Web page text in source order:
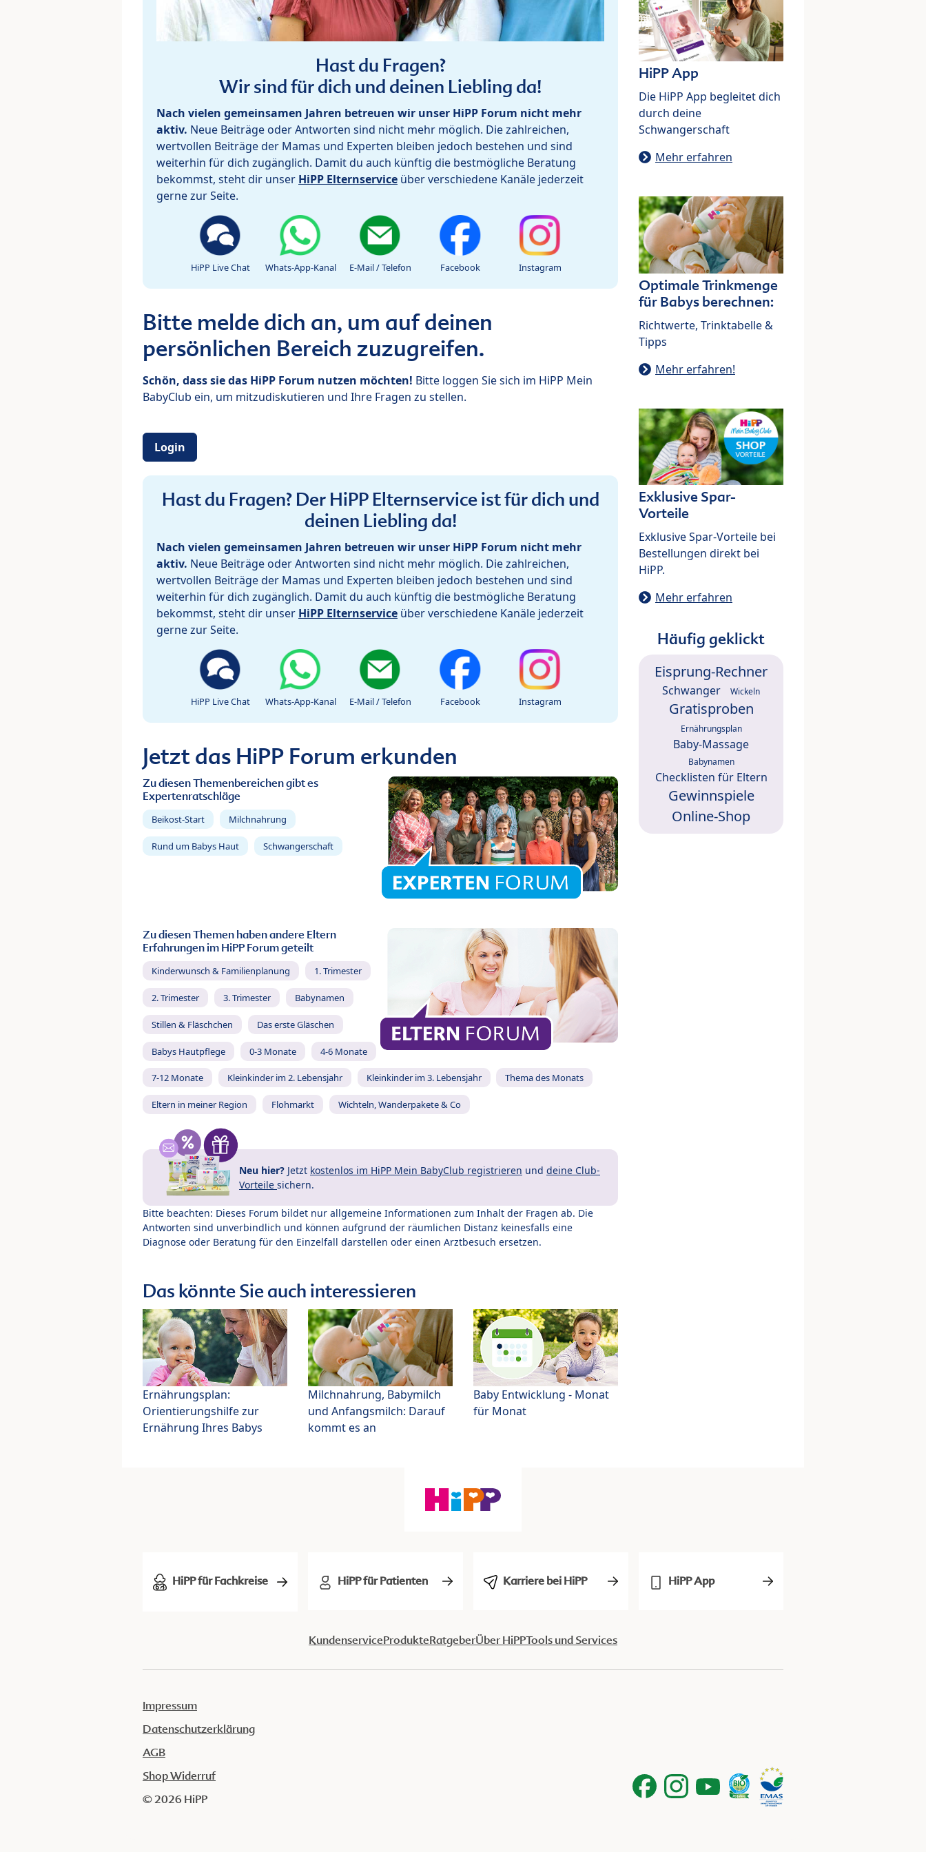
Hast du Fragen?
Wir sind für dich und deinen Liebling da!
Nach vielen gemeinsamen Jahren betreuen wir unser HiPP Forum nicht mehr
aktiv. Neue Beiträge oder Antworten sind nicht mehr möglich. Die zahlreichen,
wertvollen Beiträge der Mamas und Experten bleiben jedoch bestehen und sind
weiterhin für dich zugänglich. Damit du auch künftig die bestmögliche Beratung
bekommst, steht dir unser HiPP Elternservice über verschiedene Kanäle jederzeit
gerne zur Seite.
HiPP Live Chat Whats-App-Kanal E-Mail / Telefon Facebook Instagram
Bitte melde dich an, um auf deinen
persönlichen Bereich zuzugreifen.
Schön, dass sie das HiPP Forum nutzen möchten! Bitte loggen Sie sich im HiPP Mein
BabyClub ein, um mitzudiskutieren und Ihre Fragen zu stellen.
Login
Hast du Fragen? Der HiPP Elternservice ist für dich und
deinen Liebling da!
Nach vielen gemeinsamen Jahren betreuen wir unser HiPP Forum nicht mehr
aktiv. Neue Beiträge oder Antworten sind nicht mehr möglich. Die zahlreichen,
wertvollen Beiträge der Mamas und Experten bleiben jedoch bestehen und sind
weiterhin für dich zugänglich. Damit du auch künftig die bestmögliche Beratung
bekommst, steht dir unser HiPP Elternservice über verschiedene Kanäle jederzeit
gerne zur Seite.
HiPP Live Chat Whats-App-Kanal E-Mail / Telefon Facebook Instagram
Jetzt das HiPP Forum erkunden
Zu diesen Themenbereichen gibt es
Expertenratschläge
Beikost-Start Milchnahrung
Rund um Babys Haut Schwangerschaft
Zu diesen Themen haben andere Eltern
Erfahrungen im HiPP Forum geteilt
Kinderwunsch & Familienplanung 1. Trimester
2. Trimester 3. Trimester Babynamen
Stillen & Fläschchen Das erste Gläschen
Babys Hautpflege 0-3 Monate 4-6 Monate
7-12 Monate Kleinkinder im 2. Lebensjahr Kleinkinder im 3. Lebensjahr Thema des Monats
Eltern in meiner Region Flohmarkt Wichteln, Wanderpakete & Co
Neu hier? Jetzt kostenlos im HiPP Mein BabyClub registrieren und deine Club-
Vorteile sichern.
Bitte beachten: Dieses Forum bildet nur allgemeine Informationen zum Inhalt der Fragen ab. Die
Antworten sind unverbindlich und können aufgrund der räumlichen Distanz keinesfalls eine
Diagnose oder Beratung für den Einzelfall darstellen oder einen Arztbesuch ersetzen.
Das könnte Sie auch interessieren
Ernährungsplan:
Orientierungshilfe zur
Ernährung Ihres Babys
Milchnahrung, Babymilch
und Anfangsmilch: Darauf
kommt es an
Baby Entwicklung - Monat
für Monat
HiPP App
Die HiPP App begleitet dich
durch deine
Schwangerschaft
Mehr erfahren
Optimale Trinkmenge
für Babys berechnen:
Richtwerte, Trinktabelle &
Tipps
Mehr erfahren!
Exklusive Spar-
Vorteile
Exklusive Spar-Vorteile bei
Bestellungen direkt bei
HiPP.
Mehr erfahren
Häufig geklickt
Eisprung-Rechner
Schwanger Wickeln
Gratisproben
Ernährungsplan
Baby-Massage
Babynamen
Checklisten für Eltern
Gewinnspiele
Online-Shop
HiPP für Fachkreise HiPP für Patienten Karriere bei HiPP HiPP App
KundenserviceProdukteRatgeberÜber HiPPTools und Services
Impressum
Datenschutzerklärung
AGB
Shop Widerruf
© 2026 HiPP